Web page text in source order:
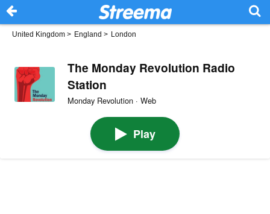
United Kingdom > England > London
The Monday Revolution Radio
Station
Monday Revolution · Web
Play